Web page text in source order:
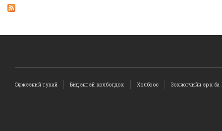
Сүлжээний тухай Бидэнтэй холбогдох Холбоос Зохиогчийн эрх